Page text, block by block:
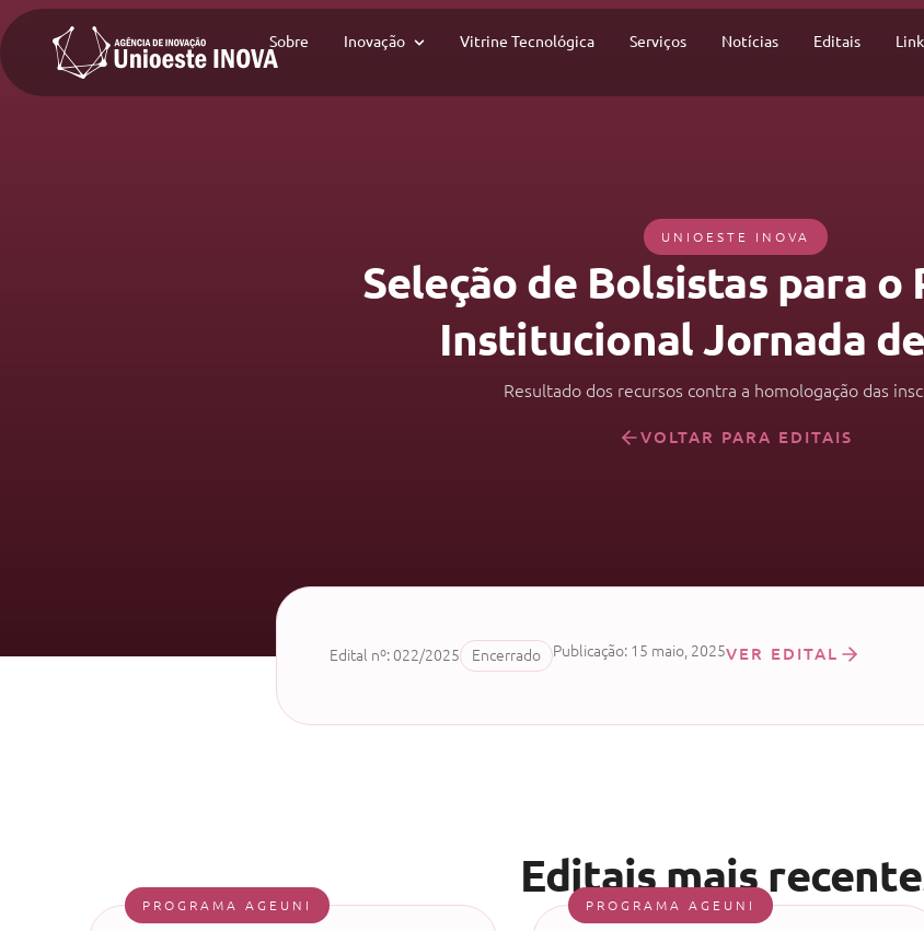
Sobre Inovação Vitrine Tecnológica Serviços Notícias Editais
UNIOESTE INOVA
Seleção de Bolsistas para o
Institucional Jornada
Resultado dos recursos contra a homologação das
VOLTAR PARA EDITAIS
Edital nº: 022/2025 Encerrado Publicação: 15 maio, 2025VER EDITAL
Editais mais
PROGRAMA AGEUNI PROGRAMA AGEUNI